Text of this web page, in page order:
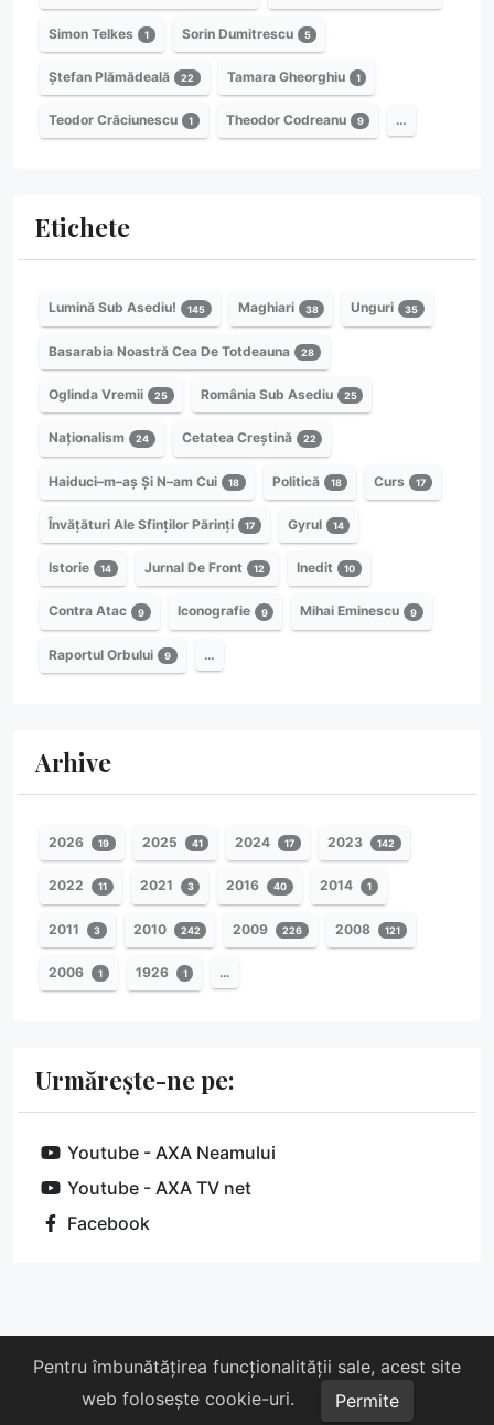
Simon Telkes 1 Sorin Dumitrescu 5
Ștefan Plămădeală 22 Tamara Gheorghiu 1
Teodor Crăciunescu 1 Theodor Codreanu 9 …
Etichete
Lumină Sub Asediu! 145 Maghiari 38 Unguri 35
Basarabia Noastră Cea De Totdeauna 28
Oglinda Vremii 25 România Sub Asediu 25
Naționalism 24 Cetatea Creștină 22
Haiduci–m–aș Și N–am Cui 18 Politică 18 Curs 17
Învățături Ale Sfinților Părinți 17 Gyrul 14
Istorie 14 Jurnal De Front 12 Inedit 10
Contra Atac 9 Iconografie 9 Mihai Eminescu 9
Raportul Orbului 9 …
Arhive
2026 19 2025 41 2024 17 2023 142
2022 11 2021 3 2016 40 2014 1
2011 3 2010 242 2009 226 2008 121
2006 1 1926 1 …
Urmărește-ne pe:
Youtube - AXA Neamului
Youtube - AXA TV net
Facebook
Despre noi Susține-ne
Contact
Copyright © 2026 AXA. Toate drepturile rezervate.
Pentru îmbunătățirea funcționalității sale, acest site
web folosește cookie-uri.
Permite